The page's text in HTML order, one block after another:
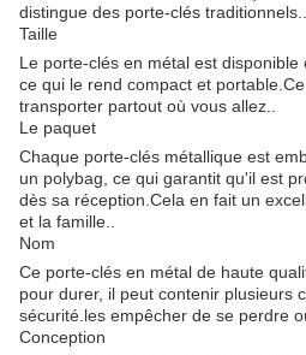
distingue des porte-clés traditionnels..
Taille
Le porte-clés en métal est
ce qui le rend compact et
transporter partout où vous allez..
Le paquet
Chaque porte-clés métallique est
un polybag, ce qui garantit qu'il est
dès sa réception.Cela en fait un
et la famille..
Nom
Ce porte-clés en métal de haute
pour durer, il peut contenir plusieurs
sécurité.les empêcher de se perdre
Conception